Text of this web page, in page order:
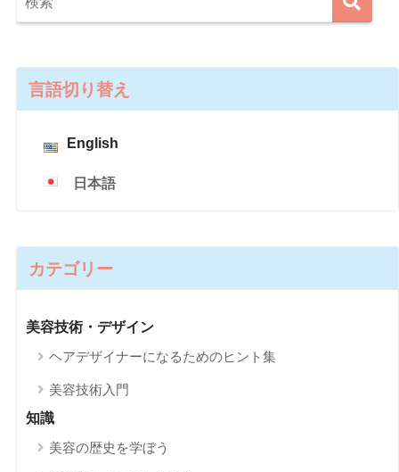
言語切り替え
English
日本語
カテゴリー
美容技術・デザイン
ヘアデザイナーになるためのヒント集
美容技術入門
知識
美容の歴史を学ぼう